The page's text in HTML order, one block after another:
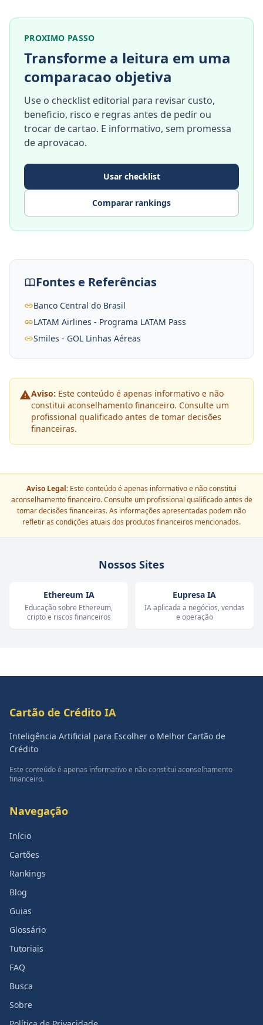
PROXIMO PASSO
Transforme a leitura em uma
comparacao objetiva
Use o checklist editorial para revisar custo,
beneficio, risco e regras antes de pedir ou
trocar de cartao. E informativo, sem promessa
de aprovacao.
Usar checklist
Comparar rankings
Fontes e Referências
Banco Central do Brasil
LATAM Airlines - Programa LATAM Pass
Smiles - GOL Linhas Aéreas
Aviso: Este conteúdo é apenas informativo e não
constitui aconselhamento financeiro. Consulte um
profissional qualificado antes de tomar decisões
financeiras.
Aviso Legal: Este conteúdo é apenas informativo e não constitui
aconselhamento financeiro. Consulte um profissional qualificado antes de
tomar decisões financeiras. As informações apresentadas podem não
refletir as condições atuais dos produtos financeiros mencionados.
Nossos Sites
Ethereum IA
Educação sobre Ethereum,
cripto e riscos financeiros
Eupresa IA
IA aplicada a negócios, vendas
e operação
Cartão de Crédito IA
Inteligência Artificial para Escolher o Melhor Cartão de
Crédito
Este conteúdo é apenas informativo e não constitui aconselhamento
financeiro.
Navegação
Início
Cartões
Rankings
Blog
Guias
Glossário
Tutoriais
FAQ
Busca
Sobre